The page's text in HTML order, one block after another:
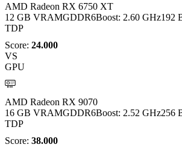
AMD Radeon RX 6750 XT
12 GB VRAMGDDR6Boost: 2.60 GHz192
TDP
Score: 24.000
VS
GPU
AMD Radeon RX 9070
16 GB VRAMGDDR6Boost: 2.52 GHz256
TDP
Score: 38.000